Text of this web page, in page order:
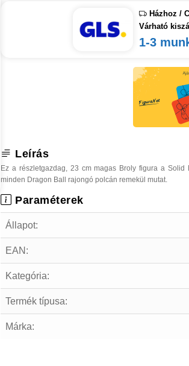
Házhoz /
Várható
1-3
Leírás
Ez a részletgazdag, 23 cm magas Broly figura a
minden Dragon Ball rajongó polcán remekül mutat.
Paraméterek
Állapot:
EAN:
Kategória:
Termék típusa:
Márka: